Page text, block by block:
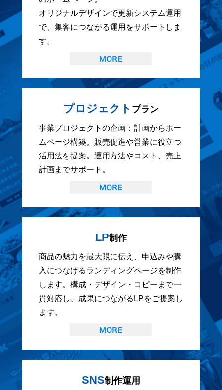
オリジナルデザインで更新システム運用
で、集客につながる運用をサポートしま
す。
プロジェクト プラン
事業プロジェクトの企画：計画からホー
ムページ構築。販売促進や営業に役立つ
活用法を提案。運用方法やコスト、売上
計画までサポート。
LP制作
商品の魅力を最大限に伝え、申込みや購
入につなげるランディングページを制作
します。構成・デザイン・コピーまで一
貫対応し、成果につながるLPをご提案し
ます。
SNS制作運用